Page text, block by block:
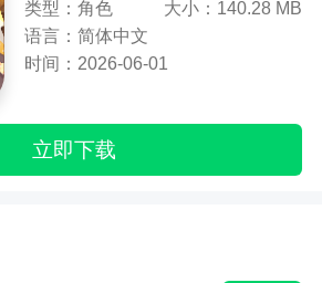
类型：角色
大小：140.28 MB
语言：简体中文
时间：2026-06-01
立即下载